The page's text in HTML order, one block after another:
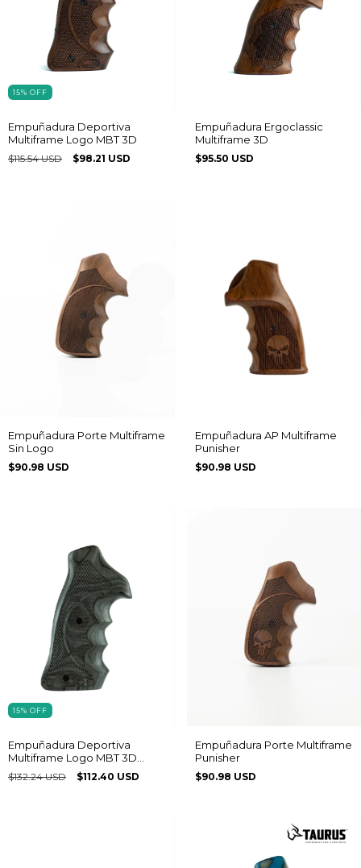
15% OFF
Empuñadura Deportiva
Multiframe Logo MBT 3D
$115.54 USD $98.21 USD
Empuñadura Ergoclassic
Multiframe 3D
$95.50 USD
Empuñadura Porte Multiframe
Sin Logo
$90.98 USD
Empuñadura AP Multiframe
Punisher
$90.98 USD
15% OFF
Empuñadura Deportiva
Multiframe Logo MBT 3D
Laminado
$132.24 USD $112.40 USD
Empuñadura Porte Multiframe
Punisher
$90.98 USD